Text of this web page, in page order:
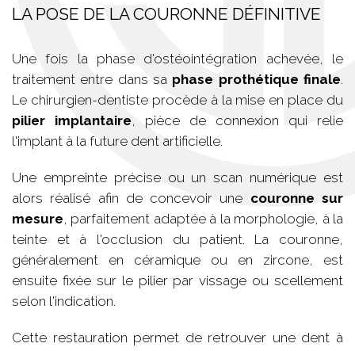
LA POSE DE LA COURONNE DÉFINITIVE
Une fois la phase d'ostéointégration achevée, le
traitement entre dans sa phase prothétique finale.
Le chirurgien-dentiste procède à la mise en place du
pilier implantaire, pièce de connexion qui relie
l'implant à la future dent artificielle.
Une empreinte précise ou un scan numérique est
alors réalisé afin de concevoir une couronne sur
mesure, parfaitement adaptée à la morphologie, à la
teinte et à l'occlusion du patient. La couronne,
généralement en céramique ou en zircone, est
ensuite fixée sur le pilier par vissage ou scellement
selon l'indication.
Cette restauration permet de retrouver une dent à